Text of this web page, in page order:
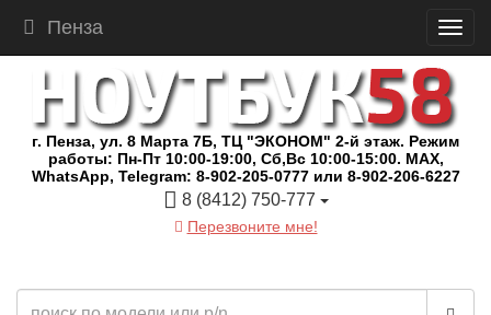
Пенза
г. Пенза, ул. 8 Марта 7Б, ТЦ "ЭКОНОМ" 2-й этаж. Режим
работы: Пн-Пт 10:00-19:00, Сб,Вс 10:00-15:00. MAX,
WhatsApp, Telegram: 8-902-205-0777 или 8-902-206-6227
8 (8412) 750-777
Перезвоните мне!